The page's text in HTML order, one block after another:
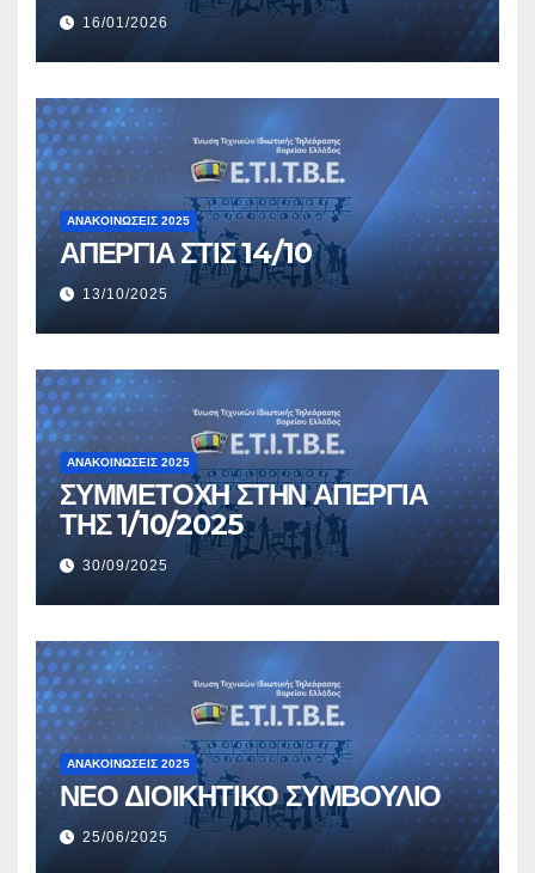
16/01/2026
ΑΝΑΚΟΙΝΏΣΕΙΣ 2025
ΑΠΕΡΓΙΑ ΣΤΙΣ 14/10
13/10/2025
ΑΝΑΚΟΙΝΏΣΕΙΣ 2025
ΣΥΜΜΕΤΟΧΗ ΣΤΗΝ ΑΠΕΡΓΙΑ
ΤΗΣ 1/10/2025
30/09/2025
ΑΝΑΚΟΙΝΏΣΕΙΣ 2025
ΝΕΟ ΔΙΟΙΚΗΤΙΚΟ ΣΥΜΒΟΥΛΙΟ
25/06/2025